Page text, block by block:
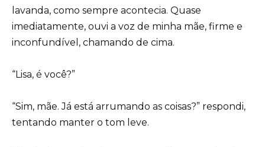
lavanda, como sempre acontecia. Quase
imediatamente, ouvi a voz de minha mãe, firme e
inconfundível, chamando de cima.
“Lisa, é você?”
“Sim, mãe. Já está arrumando as coisas?” respondi,
tentando manter o tom leve.